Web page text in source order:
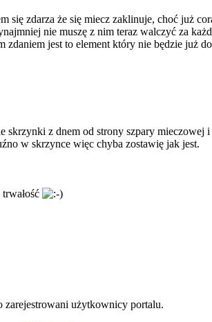
zdarza że się miecz zaklinuje, choć już
nie muszę z nim teraz walczyć za
jest to element który nie będzie już
skrzynki z dnem od strony szpary mieczowej
w skrzynce więc chyba zostawię jak jest.
zarejestrowani użytkownicy portalu.